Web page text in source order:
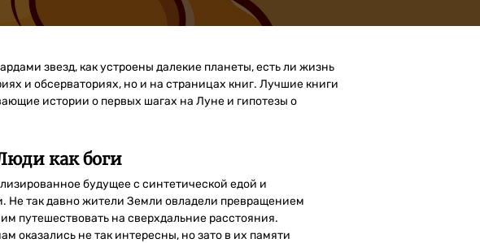
звезд, как устроены далекие планеты, есть ли жизнь
и обсерваториях, но и на страницах книг. Лучшие книги
истории о первых шагах на Луне и гипотезы о
как боги
будущее с синтетической едой и
Не так давно жители Земли овладели превращением
путешествовать на сверхдальние расстояния.
оказались не так интересны, но зато в их памяти